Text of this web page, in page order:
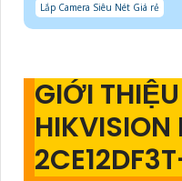
Lắp Camera Siêu Nét Giá rẻ
GIỚI
HIKVISION